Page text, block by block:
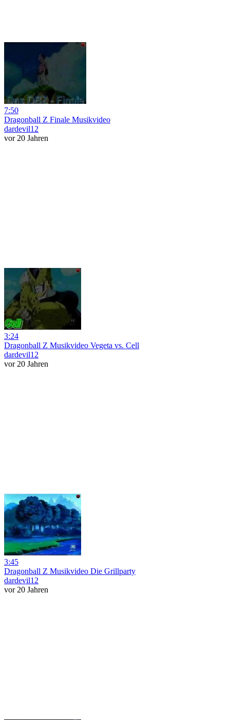
7:50
Dragonball Z Finale Musikvideo
dardevil12
vor 20 Jahren
3:24
Dragonball Z Musikvideo Vegeta vs. Cell
dardevil12
vor 20 Jahren
3:45
Dragonball Z Musikvideo Die Grillparty
dardevil12
vor 20 Jahren